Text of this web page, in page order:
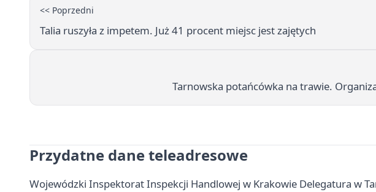
<< Poprzedni
Talia ruszyła z impetem. Już 41 procent miejsc jest zajętych
Tarnowska potańcówka na trawie.
Przydatne dane teleadresowe
Wojewódzki Inspektorat Inspekcji Handlowej w Krakowie Delegatura w